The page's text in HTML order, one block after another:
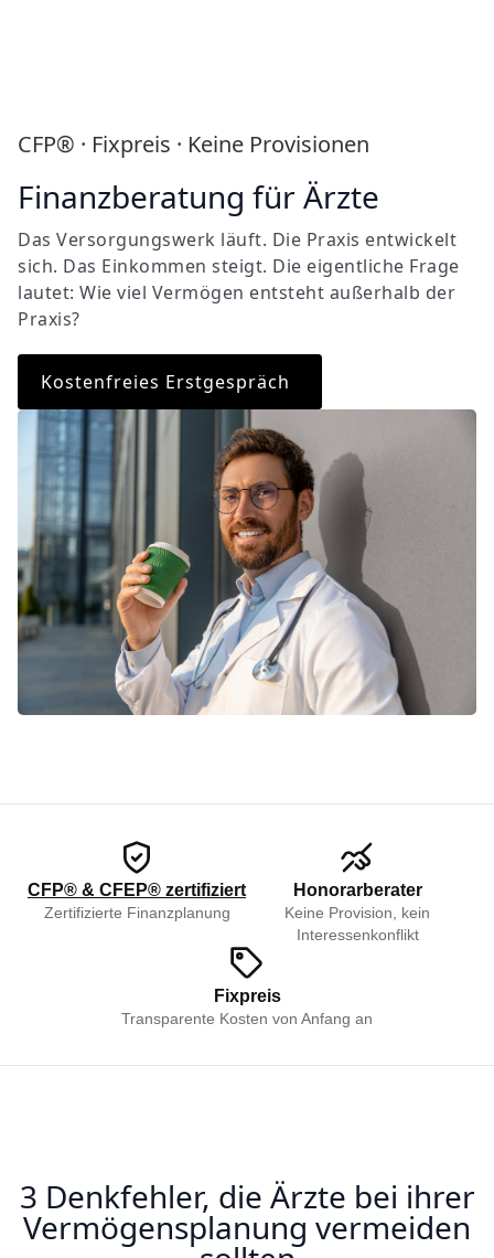
CFP® · Fixpreis · Keine Provisionen
Finanzberatung für Ärzte
Das Versorgungswerk läuft. Die Praxis entwickelt
sich. Das Einkommen steigt. Die eigentliche Frage
lautet: Wie viel Vermögen entsteht außerhalb der
Praxis?
Kostenfreies Erstgespräch
CFP® & CFEP® zertifiziert
Zertifizierte Finanzplanung
Honorarberater
Keine Provision, kein
Interessenkonflikt
Fixpreis
Transparente Kosten von Anfang an
3 Denkfehler, die Ärzte bei ihrer
Vermögensplanung vermeiden